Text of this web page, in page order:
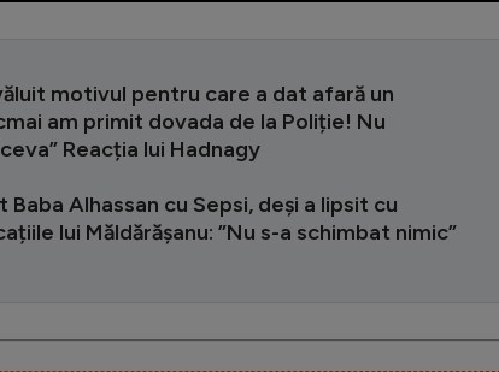
motivul pentru care a dat afară un
am primit dovada de la Poliție! Nu
Reacția lui Hadnagy
Baba Alhassan cu Sepsi, deși a lipsit cu
lui Măldărășanu: ”Nu s-a schimbat nimic”